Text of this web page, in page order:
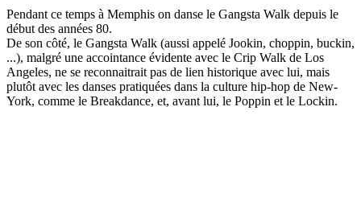
Pendant ce temps à Memphis on danse le Gangsta Walk depuis le
début des années 80.
De son côté, le Gangsta Walk (aussi appelé Jookin, choppin, buckin,
...), malgré une accointance évidente avec le Crip Walk de Los
Angeles, ne se reconnaitrait pas de lien historique avec lui, mais
plutôt avec les danses pratiquées dans la culture hip-hop de New-
York, comme le Breakdance, et, avant lui, le Poppin et le Lockin.